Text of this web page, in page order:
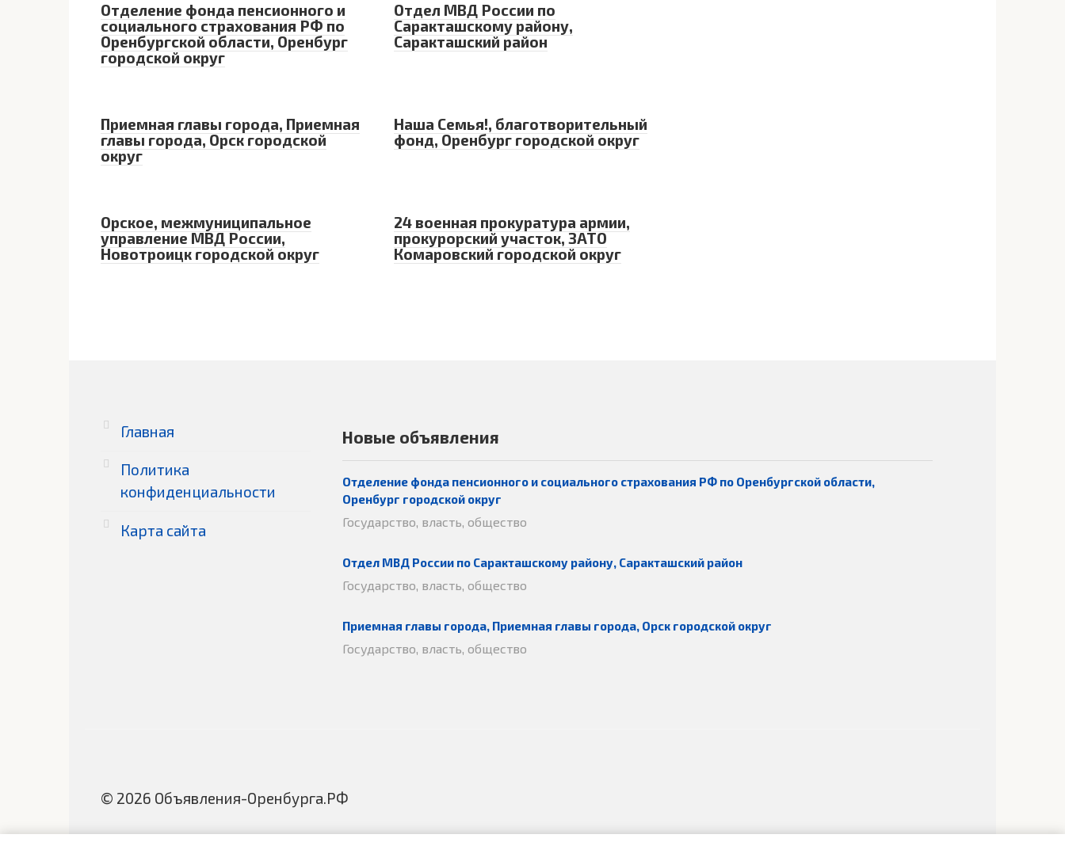
Отделение фонда пенсионного и
социального страхования РФ по
Оренбургской области, Оренбург
городской округ
Отдел МВД России по
Саракташскому району,
Саракташский район
Приемная главы города, Приемная
главы города, Орск городской
округ
Наша Семья!, благотворительный
фонд, Оренбург городской округ
Орское, межмуниципальное
управление МВД России,
Новотроицк городской округ
24 военная прокуратура армии,
прокурорский участок, ЗАТО
Комаровский городской округ
Главная
Политика
конфиденциальности
Карта сайта
Новые объявления
Отделение фонда пенсионного и социального страхования РФ по Оренбургской области,
Оренбург городской округ
Государство, власть, общество
Отдел МВД России по Саракташскому району, Саракташский район
Государство, власть, общество
Приемная главы города, Приемная главы города, Орск городской округ
Государство, власть, общество
© 2026 Объявления-Оренбурга.РФ